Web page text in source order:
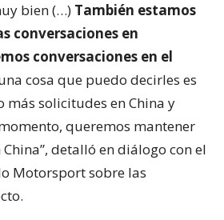
bien (…) También estamos
conversaciones en
conversaciones en el
cosa que puedo decirles es
más solicitudes en China y
queremos mantener
detalló en diálogo con el
Motorsport sobre las